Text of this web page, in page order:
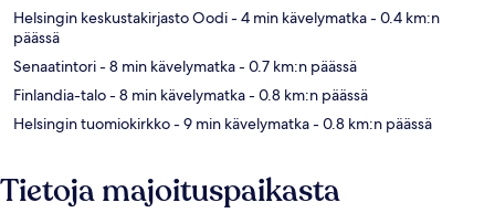
Helsingin keskustakirjasto Oodi- 4 min kävelymatka- 0.4 km:n
päässä
Senaatintori- 8 min kävelymatka- 0.7 km:n päässä
Finlandia-talo- 8 min kävelymatka- 0.8 km:n päässä
Helsingin tuomiokirkko- 9 min kävelymatka- 0.8 km:n päässä
Tietoja majoituspaikasta